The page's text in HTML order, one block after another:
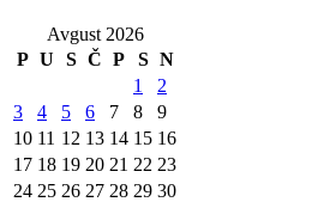
Avgust 2026
P U S Č P S N
1
2
3
4 5 6 7 8
9
10 11 12 13 14 15 16
17 18 19 20 21 22 23
24 25 26 27 28 29 30